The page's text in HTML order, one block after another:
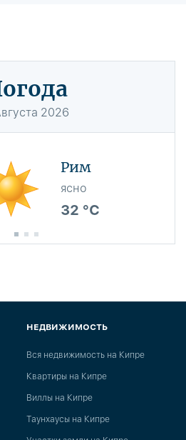
2026
Рим
ясно
32 °C
НЕДВИЖИМОСТЬ
Вся недвижимость на Кипре
Квартиры на Кипре
Виллы на Кипре
Таунхаусы на Кипре